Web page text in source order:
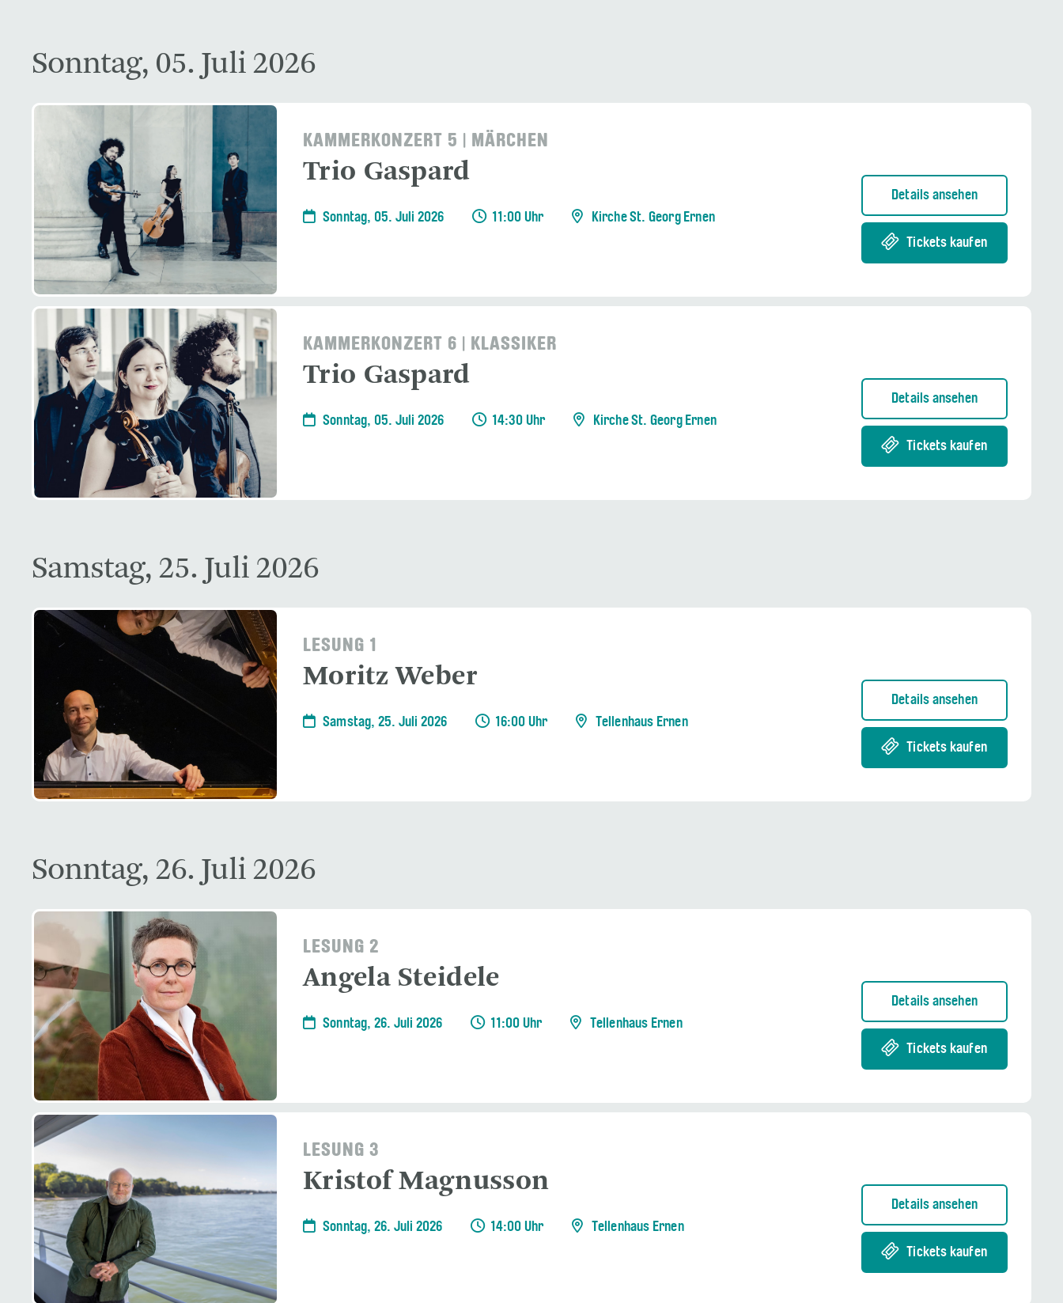
Sonntag, 05. Juli 2026
KAMMERKONZERT 5 | MÄRCHEN
Trio Gaspard
Sonntag, 05. Juli 2026 11:00 Uhr Kirche St. Georg Ernen
Details ansehen
Tickets kaufen
KAMMERKONZERT 6 | KLASSIKER
Trio Gaspard
Sonntag, 05. Juli 2026 14:30 Uhr Kirche St. Georg Ernen
Details ansehen
Tickets kaufen
Samstag, 25. Juli 2026
LESUNG 1
Moritz Weber
Samstag, 25. Juli 2026 16:00 Uhr Tellenhaus Ernen
Details ansehen
Tickets kaufen
Sonntag, 26. Juli 2026
LESUNG 2
Angela Steidele
Sonntag, 26. Juli 2026 11:00 Uhr Tellenhaus Ernen
Details ansehen
Tickets kaufen
LESUNG 3
Kristof Magnusson
Sonntag, 26. Juli 2026 14:00 Uhr Tellenhaus Ernen
Details ansehen
Tickets kaufen